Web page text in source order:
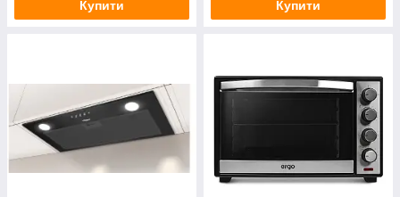
Купити Купити